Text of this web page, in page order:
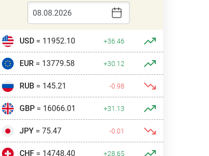
USD= 11952.10 +36.46
EUR= 13779.58 +30.12
RUB= 145.21 -0.98
GBP= 16066.01 +31.13
JPY= 75.47 -0.01
CHF= 14748.40 +28.65